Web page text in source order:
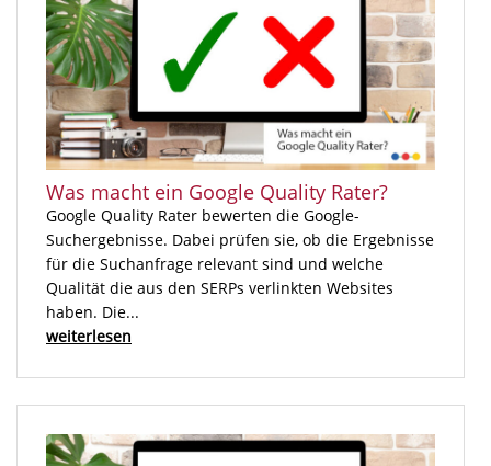
Was macht ein Google Quality Rater?
Google Quality Rater bewerten die Google-
Suchergebnisse. Dabei prüfen sie, ob die Ergebnisse
für die Suchanfrage relevant sind und welche
Qualität die aus den SERPs verlinkten Websites
haben. Die...
weiterlesen